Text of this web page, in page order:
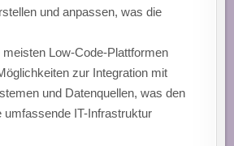
und anpassen, was die
meisten Low-Code-Plattformen
zur Integration mit
und Datenquellen, was den
umfassende IT-Infrastruktur